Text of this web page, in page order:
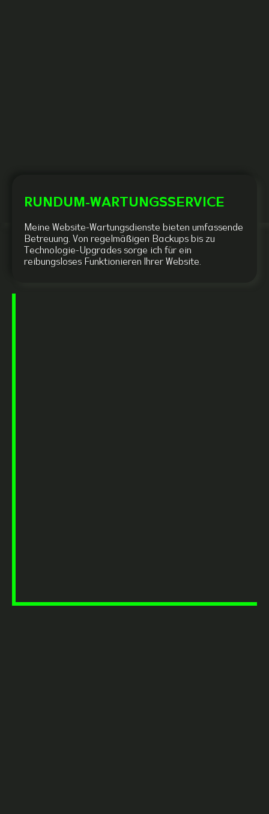
RUNDUM-WARTUNGSSERVICE
Meine Website-Wartungsdienste bieten umfassende
Betreuung. Von regelmäßigen Backups bis zu
Technologie-Upgrades sorge ich für ein
reibungsloses Funktionieren Ihrer Website.